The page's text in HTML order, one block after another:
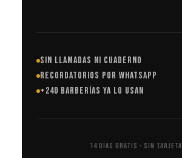
SIN LLAMADAS NI CUADERNO
RECORDATORIOS POR WHATSAPP
+240 BARBERÍAS YA LO USAN
14 DÍAS GRATIS · SIN TARJETA